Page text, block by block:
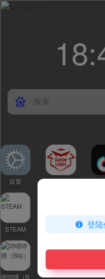
18:
设置 玩家导航
STEAM 登